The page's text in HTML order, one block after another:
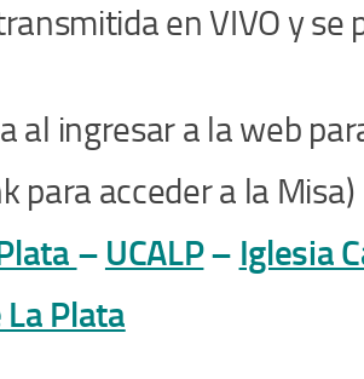
en VIVO y
al ingresar a la web
para acceder a la Misa)
– UCALP– Iglesia
Plata